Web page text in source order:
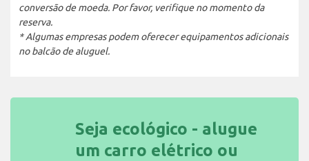
conversão de moeda. Por favor, verifique no momento da
reserva.
* Algumas empresas podem oferecer equipamentos adicionais
no balcão de aluguel.
Seja ecológico - alugue
um carro elétrico ou